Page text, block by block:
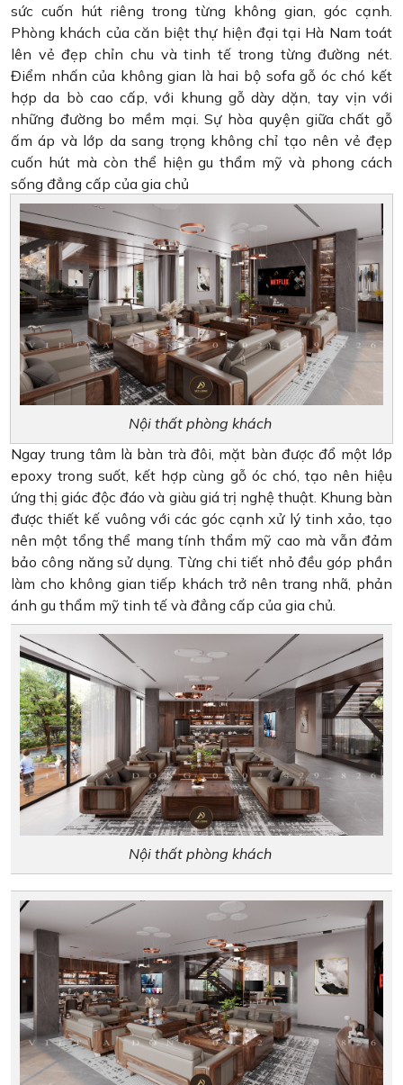
sức cuốn hút riêng trong từng không gian, góc cạnh.
Phòng khách của căn biệt thự hiện đại tại Hà Nam toát
lên vẻ đẹp chỉn chu và tinh tế trong từng đường nét.
Điểm nhấn của không gian là hai bộ sofa gỗ óc chó kết
hợp da bò cao cấp, với khung gỗ dày dặn, tay vịn với
những đường bo mềm mại. Sự hòa quyện giữa chất gỗ
ấm áp và lớp da sang trọng không chỉ tạo nên vẻ đẹp
cuốn hút mà còn thể hiện gu thẩm mỹ và phong cách
sống đẳng cấp của gia chủ
Nội thất phòng khách
Ngay trung tâm là bàn trà đôi, mặt bàn được đổ một lớp
epoxy trong suốt, kết hợp cùng gỗ óc chó, tạo nên hiệu
ứng thị giác độc đáo và giàu giá trị nghệ thuật. Khung bàn
được thiết kế vuông với các góc cạnh xử lý tinh xảo, tạo
nên một tổng thể mang tính thẩm mỹ cao mà vẫn đảm
bảo công năng sử dụng. Từng chi tiết nhỏ đều góp phần
làm cho không gian tiếp khách trở nên trang nhã, phản
ánh gu thẩm mỹ tinh tế và đẳng cấp của gia chủ.
Nội thất phòng khách ​​​​​​